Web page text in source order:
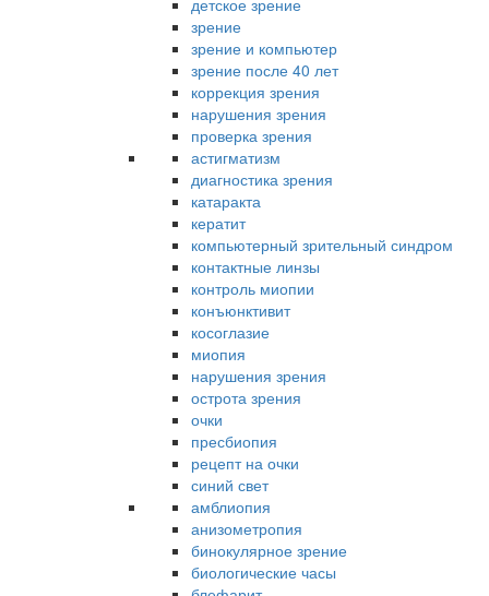
детское зрение
зрение
зрение и компьютер
зрение после 40 лет
коррекция зрения
нарушения зрения
проверка зрения
астигматизм
диагностика зрения
катаракта
кератит
компьютерный зрительный синдром
контактные линзы
контроль миопии
конъюнктивит
косоглазие
миопия
нарушения зрения
острота зрения
очки
пресбиопия
рецепт на очки
синий свет
амблиопия
анизометропия
бинокулярное зрение
биологические часы